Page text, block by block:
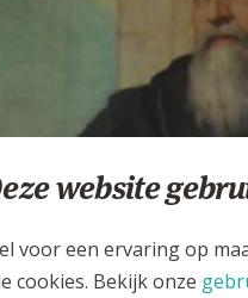
website
voor een ervaring op
cookies. Bekijk onze